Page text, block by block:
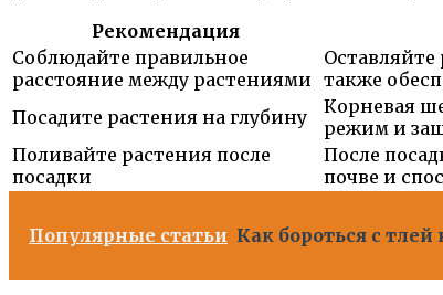
Рекомендация
Соблюдайте правильное
расстояние между растениями
Оставляйте
также
Посадите растения на глубину
Корневая
режим и
Поливайте растения после
посадки
После
почве и
Популярные статьи Как бороться с